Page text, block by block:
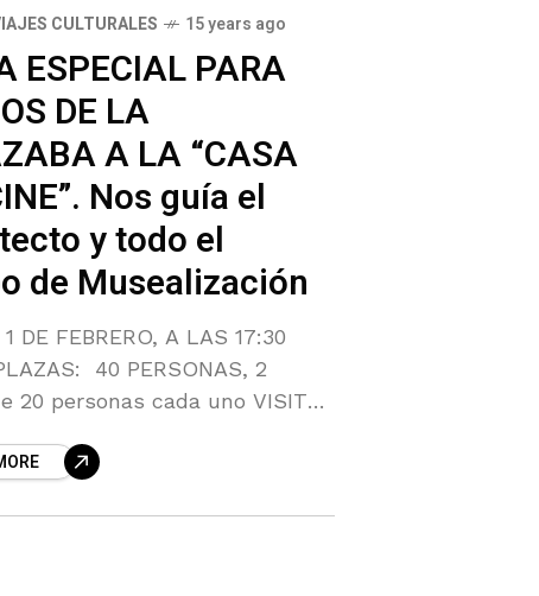
CULTURALES 15 years ago
ESPECIAL PARA
DE LA
A LA “CASA
Nos guía el
y todo el
de Musealización
DE FEBRERO, A LAS 17:30
40 PERSONAS, 2
20 personas cada uno VISITA
(al corriente de su